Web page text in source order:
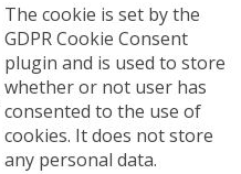
The cookie is set by the
GDPR Cookie Consent
plugin and is used to store
whether or not user has
consented to the use of
cookies. It does not store
any personal data.